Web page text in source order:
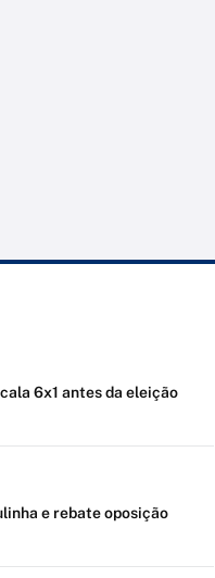
6x1 antes da eleição
e rebate oposição